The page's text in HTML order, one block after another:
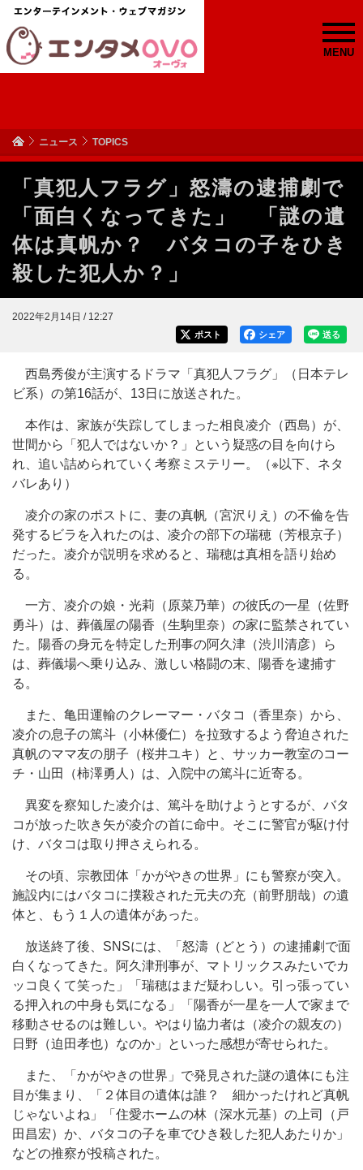
MENU
ニュース TOPICS
「真犯人フラグ」怒濤の逮捕劇で
「面白くなってきた」 「謎の遺
体は真帆か？ バタコの子をひき
殺した犯人か？」
2022年2月14日 / 12:27
送る
シェア
ポスト
西島秀俊が主演するドラマ「真犯人フラグ」（日本テレ
ビ系）の第16話が、13日に放送された。
本作は、家族が失踪してしまった相良凌介（西島）が、
世間から「犯人ではないか？」という疑惑の目を向けら
れ、追い詰められていく考察ミステリー。（※以下、ネタ
バレあり）
凌介の家のポストに、妻の真帆（宮沢りえ）の不倫を告
発するビラを入れたのは、凌介の部下の瑞穂（芳根京子）
だった。凌介が説明を求めると、瑞穂は真相を語り始め
る。
一方、凌介の娘・光莉（原菜乃華）の彼氏の一星（佐野
勇斗）は、葬儀屋の陽香（生駒里奈）の家に監禁されてい
た。陽香の身元を特定した刑事の阿久津（渋川清彦）ら
は、葬儀場へ乗り込み、激しい格闘の末、陽香を逮捕す
る。
また、亀田運輸のクレーマー・バタコ（香里奈）から、
凌介の息子の篤斗（小林優仁）を拉致するよう脅迫された
真帆のママ友の朋子（桜井ユキ）と、サッカー教室のコー
チ・山田（柿澤勇人）は、入院中の篤斗に近寄る。
異変を察知した凌介は、篤斗を助けようとするが、バタ
コが放った吹き矢が凌介の首に命中。そこに警官が駆け付
け、バタコは取り押さえられる。
その頃、宗教団体「かがやきの世界」にも警察が突入。
施設内にはバタコに撲殺された元夫の充（前野朋哉）の遺
体と、もう１人の遺体があった。
放送終了後、SNSには、「怒濤（どとう）の逮捕劇で面
白くなってきた。阿久津刑事が、マトリックスみたいでカ
ッコ良くて笑った」「瑞穂はまだ疑わしい。引っ張ってい
る押入れの中身も気になる」「陽香が一星を一人で家まで
移動させるのは難しい。やはり協力者は（凌介の親友の）
日野（迫田孝也）なのか」といった感想が寄せられた。
また、「かがやきの世界」で発見された謎の遺体にも注
目が集まり、「２体目の遺体は誰？ 細かったけれど真帆
じゃないよね」「住愛ホームの林（深水元基）の上司（戸
田昌宏）か、バタコの子を車でひき殺した犯人あたりか」
などの推察が投稿された。